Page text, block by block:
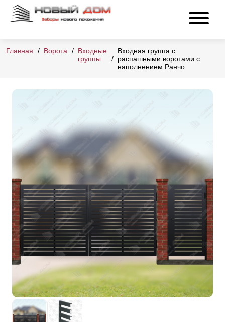
Главная Ворота
Входные
группы
Входная группа с
распашными воротами с
наполнением Ранчо